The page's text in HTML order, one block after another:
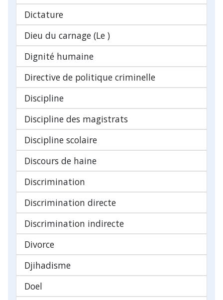
Dictature
Dieu du carnage (Le )
Dignité humaine
Directive de politique criminelle
Discipline
Discipline des magistrats
Discipline scolaire
Discours de haine
Discrimination
Discrimination directe
Discrimination indirecte
Divorce
Djihadisme
Doel